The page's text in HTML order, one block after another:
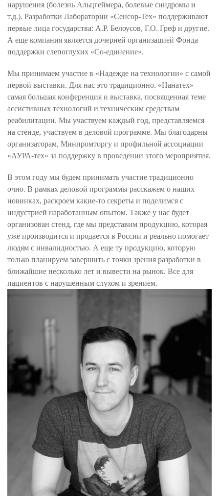
нарушения (болезнь Альцгеймера, болевые синдромы и
т.д.). Разработки Лаборатории «Сенсор-Тех» поддерживают
первые лица государства: А.Р. Белоусов, Г.О. Греф и другие.
А еще компания является дочерней организацией Фонда
поддержки слепоглухих «Со-единение».
Мы принимаем участие в «Надежде на технологии» с самой
первой выставки. Для нас это традиционно. «Нанатех» –
самая большая конференция и выставка, посвященная теме
ассистивных технологий и техническим средствам
реабилитации. Мы участвуем каждый год, представляемся
на стенде, участвуем в деловой программе. Мы благодарны
организаторам, Минпромторгу и профильной ассоциации
«АУРА-тех» за поддержку в проведении этого мероприятия.
В этом году мы будем принимать участие традиционно
очно. В рамках деловой программы расскажем о наших
новинках, раскроем какие-то секреты и поделимся с
индустрией наработанным опытом. Также у нас будет
организован стенд, где мы представим продукцию, которая
уже производится и продается в России и реально помогает
людям с инвалидностью. А еще ту продукцию, которую
только планируем завершить с точки зрения разработки в
ближайшие несколько лет и вывести на рынок. Все для
пациентов с нарушенным слухом и зрением.